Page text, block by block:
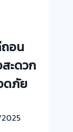
อน
ะดวก
ดภัย